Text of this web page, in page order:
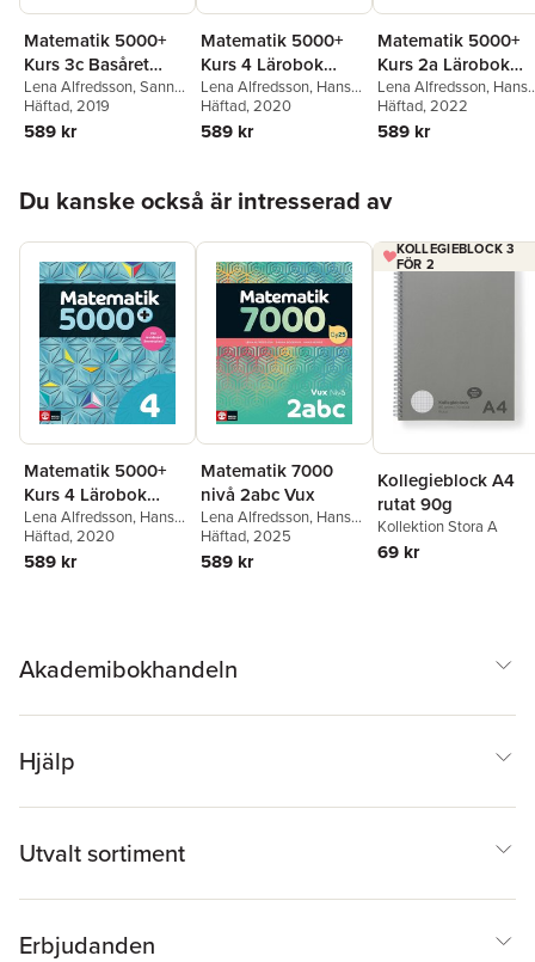
Matematik 5000+
Kurs 3c Basåret
Lärobok
Lena Alfredsson,Sanna
Bodemyr,Hans Heikne
Häftad, 2019
589 kr
Matematik 5000+
Kurs 4 Lärobok
Upplaga 2021
Lena Alfredsson, Hans
Heikne
Häftad, 2020
589 kr
Matematik 5000+
Kurs 2a Lärobok
Upplaga 2021
Lena Alfredsson, Hans
Heikne,Mathilda
Lennermo Selin
Häftad, 2022
589 kr
Du kanske också är intresserad av
Matematik 5000+
Kurs 4 Lärobok
Upplaga 2021
Lena Alfredsson, Hans
Heikne
Häftad, 2020
589 kr
Matematik 7000
nivå 2abc Vux
Lena Alfredsson, Hans
Heikne,Sanna Bodemyr
Häftad, 2025
589 kr
KOLLEGIEBLOCK 3
FÖR 2
Kollegieblock A4
rutat 90g
Kollektion Stora A
69 kr
Akademibokhandeln
Hjälp
Utvalt sortiment
Erbjudanden